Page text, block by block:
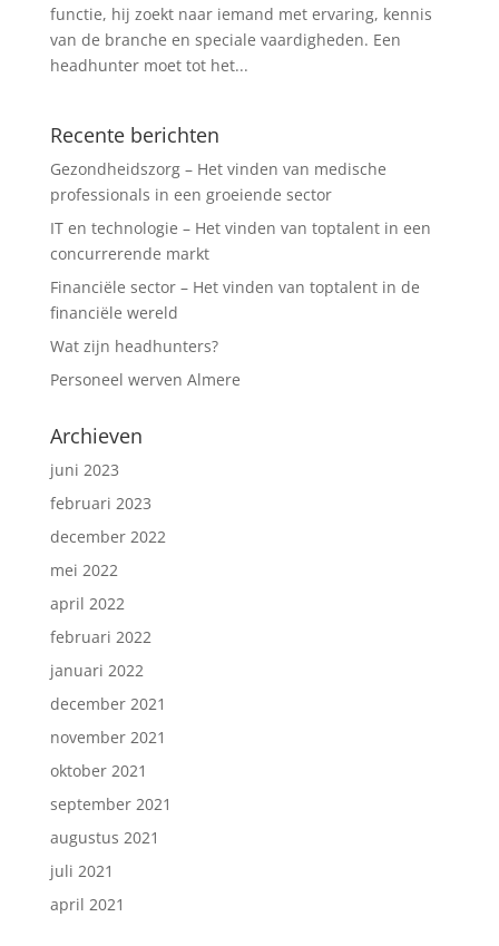
functie, hij zoekt naar iemand met ervaring, kennis
van de branche en speciale vaardigheden. Een
headhunter moet tot het...
Recente berichten
Gezondheidszorg – Het vinden van medische
professionals in een groeiende sector
IT en technologie – Het vinden van toptalent in een
concurrerende markt
Financiële sector – Het vinden van toptalent in de
financiële wereld
Wat zijn headhunters?
Personeel werven Almere
Archieven
juni 2023
februari 2023
december 2022
mei 2022
april 2022
februari 2022
januari 2022
december 2021
november 2021
oktober 2021
september 2021
augustus 2021
juli 2021
april 2021